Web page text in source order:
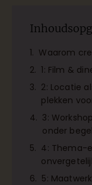
Waarom
1: Film &
2: Locatie
plekken
3:
onder
4: Thema-
5: